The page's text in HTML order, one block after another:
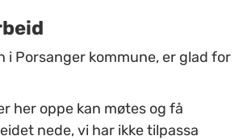
Porsanger kommune, er glad for
her oppe kan møtes og få
nede, vi har ikke tilpassa